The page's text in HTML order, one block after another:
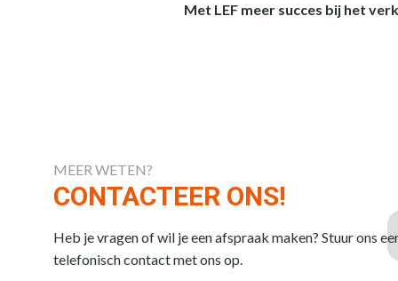
Met LEF meer succes bij het
MEER WETEN?
CONTACTEER ONS!
Heb je vragen of wil je een afspraak maken? Stuur ons
telefonisch contact met ons op.